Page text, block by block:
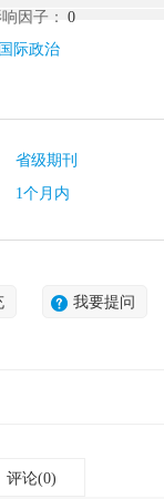
因子：
0
际政治
省级期刊
1个月内
我要提问
评论(0)